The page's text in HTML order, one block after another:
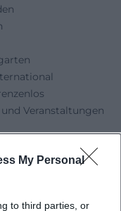
My Personal
to third parties, or
Veranstaltungen